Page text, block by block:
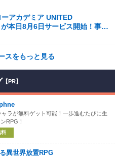
ーアカデミア UNITED
本日8月6日サービス開始！事前
スをもっと見る
【PR】
ャラが無料ゲット可能！一歩進むたびに生
RPG！
料
異世界放置RPG